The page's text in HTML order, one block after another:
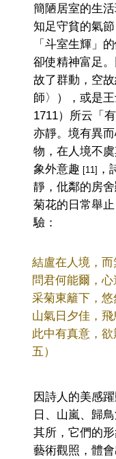
簡陋居室的生
知足守貧的氣
「斗室生輝」
卻使精神富足
故了群動，空
師〉），或是王
1711）所云「
亦靜。境有異
物，在人境不
象外意趣 [11] ，
靜，仳鄰的房
菊花的日常舉
驗：
結盧在人境，
問君何能爾，
采菊東籬下，悠
山氣日夕佳，飛
此中有真意，
五）
因詩人的美感
日、山嵐、歸
其所，它們的
藝術觀照，體